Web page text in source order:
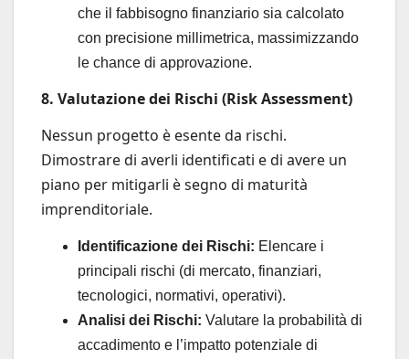
che il fabbisogno finanziario sia calcolato
con precisione millimetrica, massimizzando
le chance di approvazione.
8. Valutazione dei Rischi (Risk Assessment)
Nessun progetto è esente da rischi.
Dimostrare di averli identificati e di avere un
piano per mitigarli è segno di maturità
imprenditoriale.
Identificazione dei Rischi: Elencare i
principali rischi (di mercato, finanziari,
tecnologici, normativi, operativi).
Analisi dei Rischi: Valutare la probabilità di
accadimento e l’impatto potenziale di